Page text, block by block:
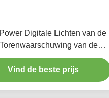
Digitale Lichten van de
van de
Efficiënte
Vind de beste prijs